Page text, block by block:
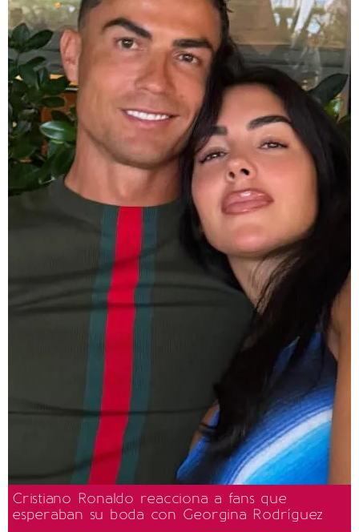
Cristiano Ronaldo reacciona a fans que
esperaban su boda con Georgina Rodríguez